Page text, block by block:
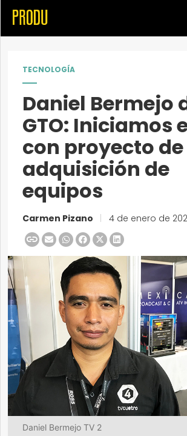
TECNOLOGÍA
Daniel Bermejo
GTO: Iniciamos
con proyecto de
adquisición de
equipos
Carmen Pizano 4 de enero de
Daniel Bermejo TV 2